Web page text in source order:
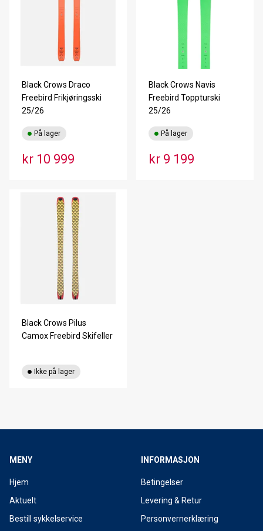
Black Crows Draco
Freebird Frikjøringsski
25/26
kr 10 999
På lager
Black Crows Navis
Freebird Toppturski
25/26
kr 9 199
På lager
Black Crows Pilus
Camox Freebird Skifeller
Ikke på lager
MENY
Hjem
Aktuelt
Bestill sykkelservice
INFORMASJON
Betingelser
Levering & Retur
Personvernerklæring